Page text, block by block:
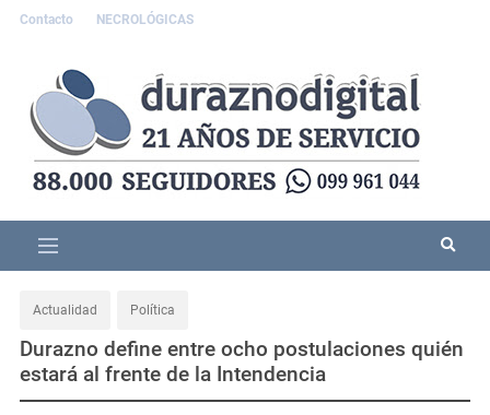
Contacto NECROLÓGICAS
Actualidad Política
Durazno define entre ocho postulaciones quién
estará al frente de la Intendencia